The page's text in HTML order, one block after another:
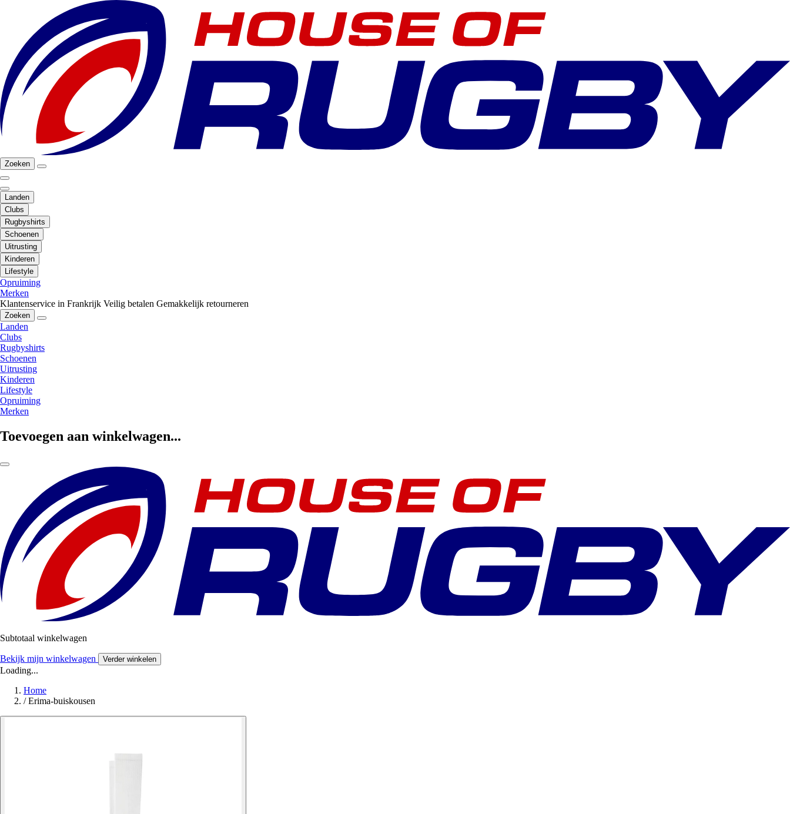
Zoeken
Landen
Clubs
Rugbyshirts
Schoenen
Uitrusting
Kinderen
Lifestyle
Opruiming
Merken
Klantenservice in Frankrijk Veilig betalen Gemakkelijk retourneren
Zoeken
Landen
Clubs
Rugbyshirts
Schoenen
Uitrusting
Kinderen
Lifestyle
Opruiming
Merken
Toevoegen aan winkelwagen...
Subtotaal winkelwagen
Bekijk mijn winkelwagen Verder winkelen
Loading...
Home
/ Erima-buiskousen